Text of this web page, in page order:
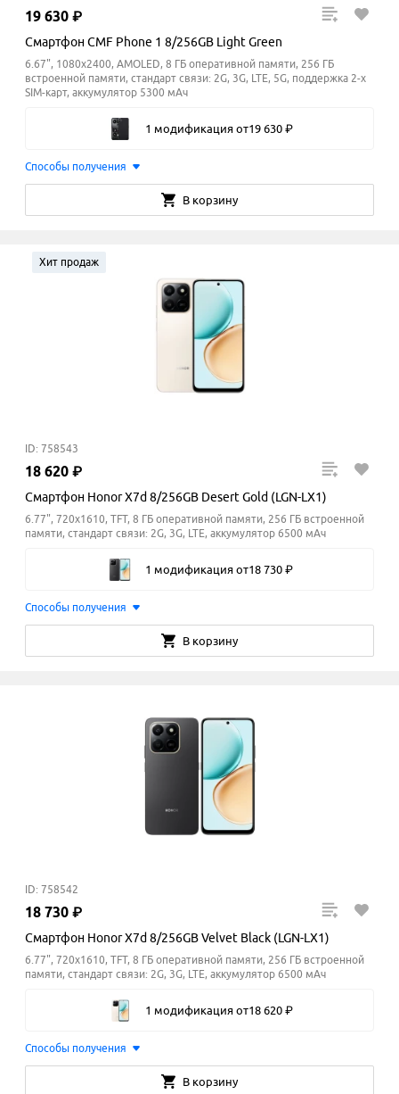
19 630 ₽
Смартфон CMF Phone 1 8/256GB Light Green
6.67", 1080x2400, AMOLED, 8 ГБ оперативной памяти, 256 ГБ
встроенной памяти, стандарт связи: 2G, 3G, LTE, 5G, поддержка 2-х
SIM-карт, аккумулятор 5300 мАч
1 модификация от19 630 ₽
Способы получения
В корзину
Хит продаж
ID: 758543
18 620 ₽
Смартфон Honor X7d 8/256GB Desert Gold (LGN-LX1)
6.77", 720x1610, TFT, 8 ГБ оперативной памяти, 256 ГБ встроенной
памяти, стандарт связи: 2G, 3G, LTE, аккумулятор 6500 мАч
1 модификация от18 730 ₽
Способы получения
В корзину
ID: 758542
18 730 ₽
Смартфон Honor X7d 8/256GB Velvet Black (LGN-LX1)
6.77", 720x1610, TFT, 8 ГБ оперативной памяти, 256 ГБ встроенной
памяти, стандарт связи: 2G, 3G, LTE, аккумулятор 6500 мАч
1 модификация от18 620 ₽
Способы получения
В корзину